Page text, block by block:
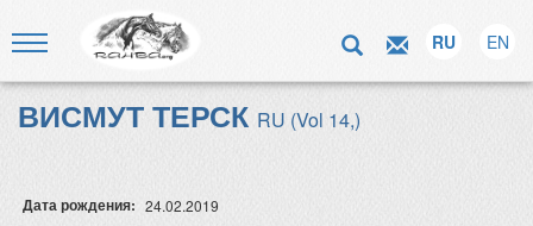
RU EN
ВИСМУТ ТЕРСК RU (Vol 14,)
Дата рождения: 24.02.2019